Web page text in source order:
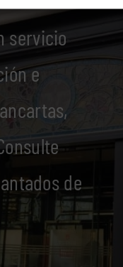
servicio
e
de